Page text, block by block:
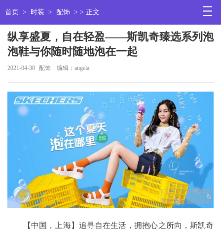
首页 > 时装 > 配饰 > > 正文
纵享盛夏，自在轻盈——斯凯奇臻选系列泡
泡鞋与你随时随地泡在一起
2021-04-30 配饰 编辑：angela
【中国，上海】追寻自在生活，拥抱心之所向，斯凯奇